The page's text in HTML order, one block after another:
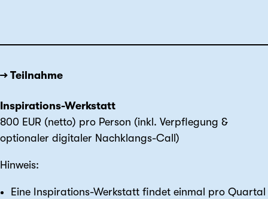
→ Teilnahme
Inspirations-Werkstatt
800 EUR (netto) pro Person (inkl. Verpflegung &
optionaler digitaler Nachklangs-Call)
Hinweis:
Eine Inspirations-Werkstatt findet einmal pro Quartal